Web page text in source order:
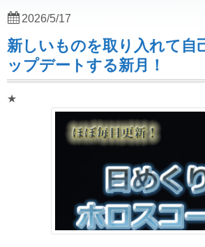
新しいものを取り入れて自
ップデートする新月！
★
2026/5/17